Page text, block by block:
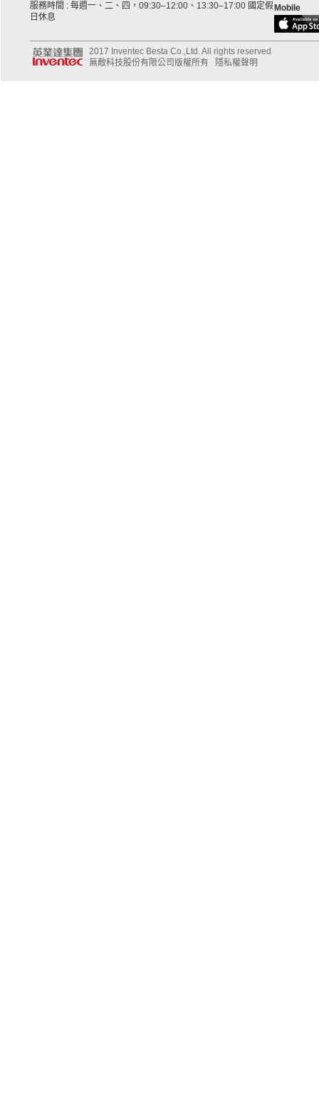
服務時間 : 每週一、二、四，09:30–12:00、13:30–17:00 國定假
日休息
Mobile
2017 Inventec Besta Co.,Ltd. All rights reserved
無敵科技股份有限公司版權所有
隱私權聲明